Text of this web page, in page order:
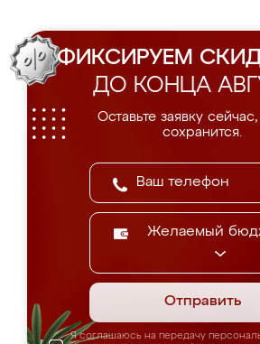
ФИКСИРУЕМ
ДО КОНЦА
Оставьте заявку
сохранится.
Желаемый
Отправить
Я соглашаюсь на передачу